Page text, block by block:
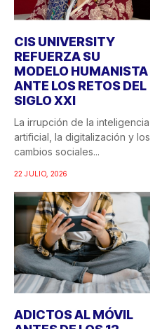
CIS UNIVERSITY
REFUERZA SU
MODELO HUMANISTA
ANTE LOS RETOS DEL
SIGLO XXI
La irrupción de la inteligencia
artificial, la digitalización y los
cambios sociales...
22 JULIO, 2026
ADICTOS AL MÓVIL